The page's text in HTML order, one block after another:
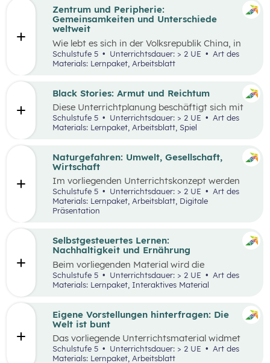
Eigene Vorstellungen hinterfragen: Die
Welt ist bunt
Das vorliegende Unterrichtsmaterial widmet
sich dem Thema Stereotype – insbesondere in
Bezug auf Afrika – und kann als Einstieg in das
Schulstufe 5 Unterrichtsdauer: > 2 UE
Materials: Lernpaket, Arbeitsblatt
Zentrum und Peripherie:
Gemeinsamkeiten und Unterschiede
weltweit
Wie lebt es sich in der Volksrepublik China, in
Grönland oder in den österreichischen Alpen?
Welche Gemeinsamkeiten und Unterschiede
gibt es? Menschen weltweit haben die gleichen
Wünsche. Sie arbeiten in der Regel, sind an
gleichzeitig mobil sein. Wie diese
Lebensbereiche konkret ausgestaltet sind und
welche Anforderungen sich ergeben, hängt
Schulstufe 5 Unterrichtsdauer: > 2 UE
Materials: Lernpaket, Arbeitsblatt
Black Stories: Armut und Reichtum
Diese Unterrichtplanung beschäftigt sich mit
dem umfassenden Themenbereich Armut.
Methodisch stehen dieBlack Stories
Geschichten, die sich mit unterschiedlichen
beschäftigen – im Zentrum, wobei der Fokus
auf Armut und damit verbundenen
Auswirkungen liegt.
Schulstufe 5 Unterrichtsdauer: > 2 UE
Materials: Lernpaket, Arbeitsblatt, Spiel
Naturgefahren: Umwelt, Gesellschaft,
Wirtschaft
Im vorliegenden Unterrichtskonzept werden
natürliche Prozesse und ihre Auswirkungen auf
die Umwelt, Gesellschaft und Wirtschaft
behandelt.
Schulstufe 5 Unterrichtsdauer: > 2 UE
Art des
Materials: Lernpaket, Arbeitsblatt, Digitale
Präsentation
Selbstgesteuertes Lernen:
Nachhaltigkeit und Ernährung
Beim vorliegenden Material wird die
Lernumgebung viachabaDoozur Verfügung
gestellt und mit einem analogen Lernplan (M2)
Schulstufe 5 Unterrichtsdauer: > 2 UE
Materials: Lernpaket, Interaktives Material